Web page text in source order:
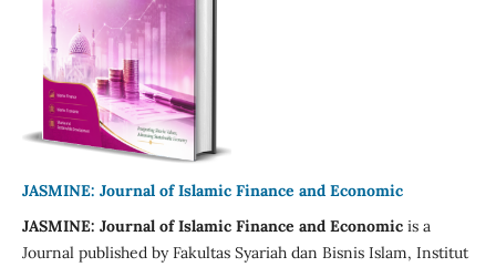
JASMINE: Journal of Islamic Finance and Economic
JASMINE: Journal of Islamic Finance and Economicis a
Journal published by Fakultas Syariah dan Bisnis Islam, Institut